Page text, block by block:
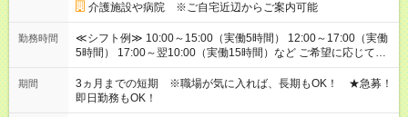
介護施設や病院 ※ご自宅近辺からご案内可能
勤務時間
≪シフト例≫ 10:00～15:00（実働5時間） 12:00～17:00（実働
5時間） 17:00～翌10:00（実働15時間）など ご希望に応じて、
働く時間は調整できます！ お気軽に担当へ相談ください！
期間
3ヵ月までの短期 ※職場が気に入れば、長期もOK！ ★急募！
即日勤務もOK！